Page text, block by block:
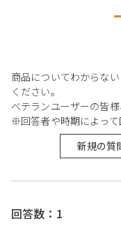
商品についてわからな
ください。
ベテランユーザーの皆様
※回答者や時期によって
新規の質
回答数：1